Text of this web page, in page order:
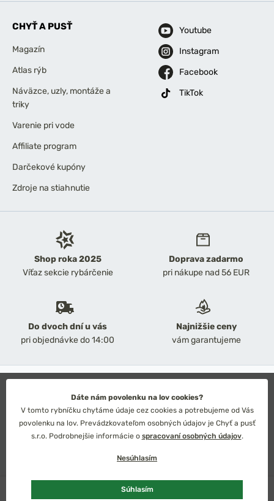
Shop roka 2025
Víťaz sekcie rybárčenie
Doprava zadarmo
pri nákupe nad 56 EUR
Do dvoch dní u vás
pri objednávke do 14:00
Najnižšie ceny
vám garantujeme
CHYŤ A PUSŤ
Magazín
Atlas rýb
Náväzce, uzly, montáže a
triky
Varenie pri vode
Affiliate program
Darčekové kupóny
Zdroje na stiahnutie
Youtube
Instagram
Facebook
TikTok
Obchodné podmienky
Ochrana osobných údajov
Technické riešenie: Simplia s.r.o.
Strategický dizajn: Petr Široký
Dáte nám povolenku na lov cookies?
V tomto rybníčku chytáme údaje cez cookies a potrebujeme od Vás
povolenku na lov. Prevádzkovateľom osobných údajov je Chyť a pusť
s.r.o. Podrobnejšie informácie o spracovaní osobných údajov.
Nesúhlasím
Súhlasím